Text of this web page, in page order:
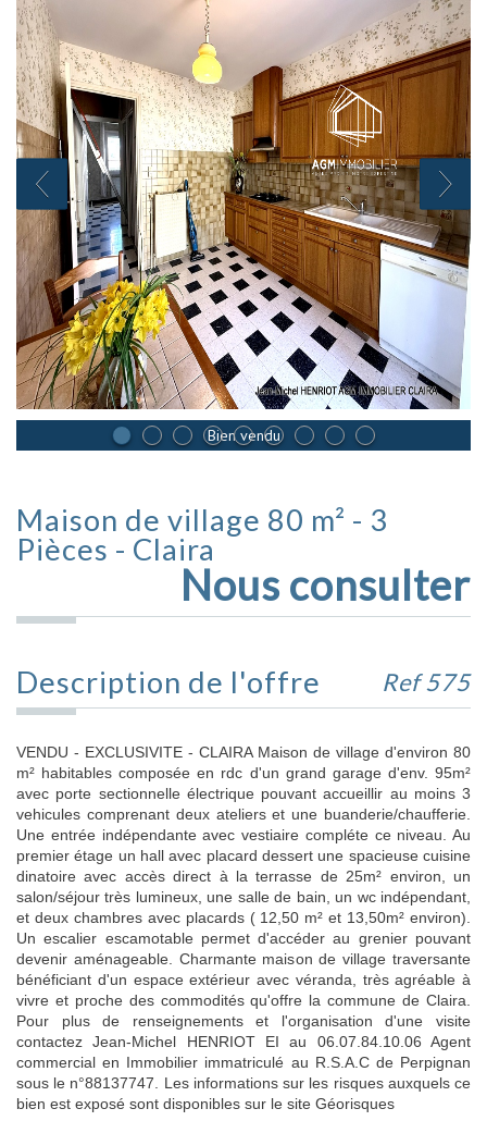
Bien vendu
Maison de village 80 m² - 3
Pièces - Claira
Nous consulter
Description de l'offre Ref 575
VENDU - EXCLUSIVITE - CLAIRA Maison de village d'environ 80
m² habitables composée en rdc d'un grand garage d'env. 95m²
avec porte sectionnelle électrique pouvant accueillir au moins 3
vehicules comprenant deux ateliers et une buanderie/chaufferie.
Une entrée indépendante avec vestiaire compléte ce niveau. Au
premier étage un hall avec placard dessert une spacieuse cuisine
dinatoire avec accès direct à la terrasse de 25m² environ, un
salon/séjour très lumineux, une salle de bain, un wc indépendant,
et deux chambres avec placards ( 12,50 m² et 13,50m² environ).
Un escalier escamotable permet d'accéder au grenier pouvant
devenir aménageable. Charmante maison de village traversante
bénéficiant d'un espace extérieur avec véranda, très agréable à
vivre et proche des commodités qu'offre la commune de Claira.
Pour plus de renseignements et l'organisation d'une visite
contactez Jean-Michel HENRIOT EI au 06.07.84.10.06 Agent
commercial en Immobilier immatriculé au R.S.A.C de Perpignan
sous le n°88137747. Les informations sur les risques auxquels ce
bien est exposé sont disponibles sur le site Géorisques